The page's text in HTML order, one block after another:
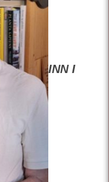
INN I